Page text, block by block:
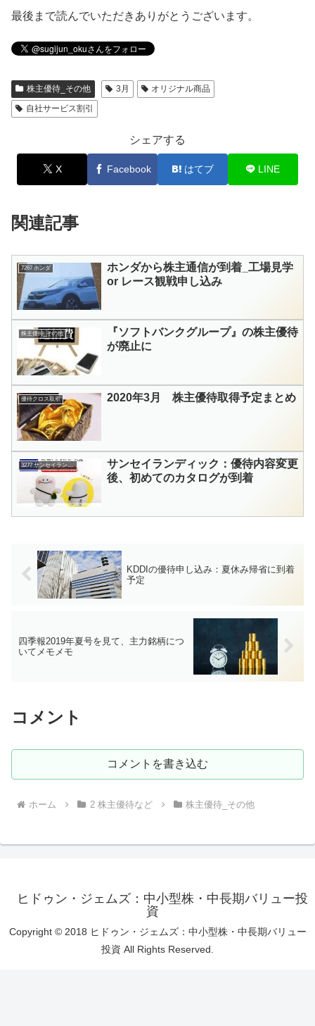
最後まで読んでいただきありがとうございます。
株主優待_その他 3月
オリジナル商品
自社サービス割引
シェアする
X Facebook はてブ LINE
関連記事
7267 ホンダ
ホンダから株主通信が到着_工場見学
or レース観戦申し込み
株主優待_その他
『ソフトバンクグループ』の株主優待
が廃止に
優待クロス取引 2020年3月 株主優待取得予定まとめ
3277 サンセイランディック
サンセイランディック：優待内容変更
後、初めてのカタログが到着
KDDIの優待申し込み：夏休み帰省に到着
予定
四季報2019年夏号を見て、主力銘柄につ
いてメモメモ
コメント
コメントを書き込む
ホーム 2 株主優待など 株主優待_その他
ヒドゥン・ジェムズ：中小型株・中長期バリュー投
資
Copyright © 2018 ヒドゥン・ジェムズ：中小型株・中長期バリュー
投資 All Rights Reserved.